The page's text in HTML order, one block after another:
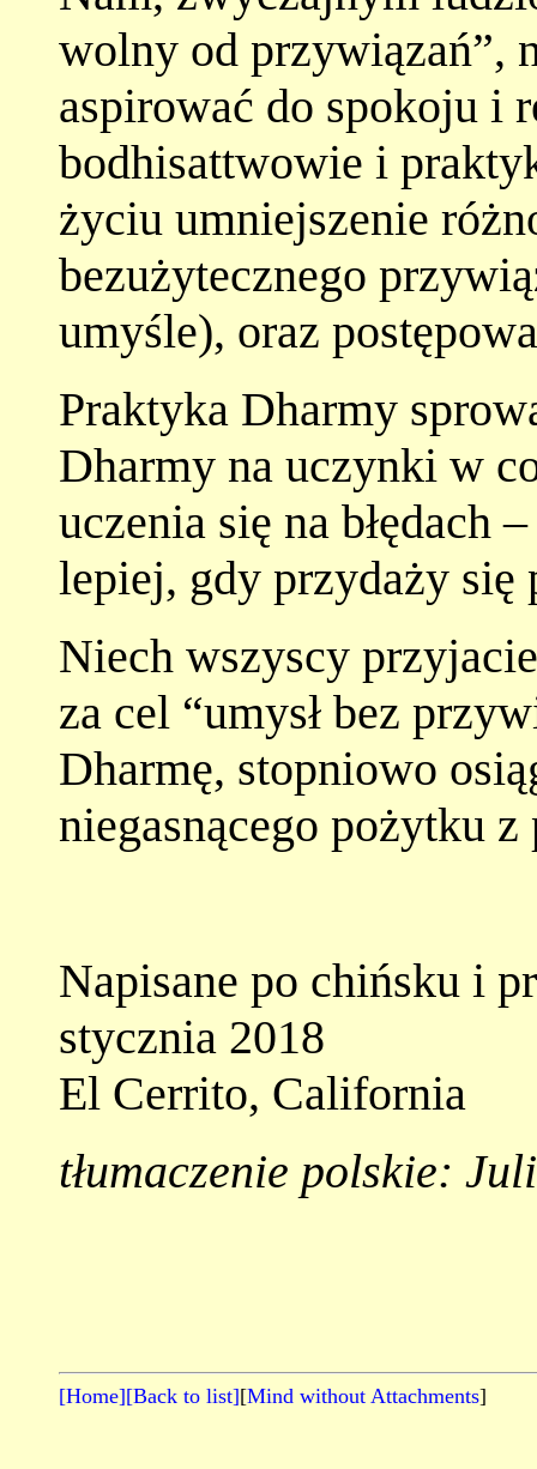
wolny od przywiązań”,
aspirować do spokoju i
bodhisattwowie i
życiu umniejszenie
bezużytecznego
umyśle), oraz
Praktyka Dharmy
Dharmy na uczynki w
uczenia się na błędach
lepiej, gdy przydaży się
Niech wszyscy
za cel “umysł bez
Dharmę, stopniowo
niegasnącego pożytku
Napisane po chińsku i
stycznia 2018
El Cerrito, California
tłumaczenie polskie:
[Home][Back to list][Mind without Attachments]